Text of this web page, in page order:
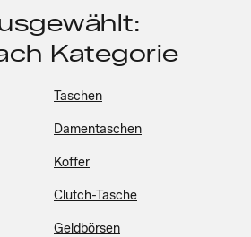
Kategorie
Taschen
Damentaschen
Koffer
Clutch-Tasche
Geldbörsen